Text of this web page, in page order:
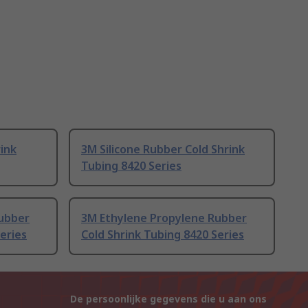
3M Silicone Rubber Cold Shrink
Tubing 8420 Series
3M Ethylene Propylene Rubber
Cold Shrink Tubing 8420 Series
De persoonlijke gegevens die u aan ons